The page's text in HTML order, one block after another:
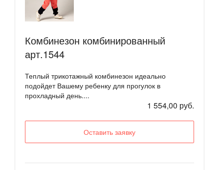
Комбинезон комбинированный
арт.1544
Теплый трикотажный комбинезон идеально
подойдет Вашему ребенку для прогулок в
прохладный день....
1 554,00 руб.
Оставить заявку